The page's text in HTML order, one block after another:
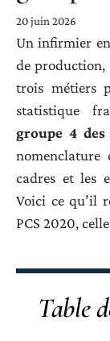
20 juin 2026
Un infirmier
de production,
trois métiers
statistique
groupe 4
nomenclature
cadres et les
Voici ce qu’il
PCS 2020,
Table